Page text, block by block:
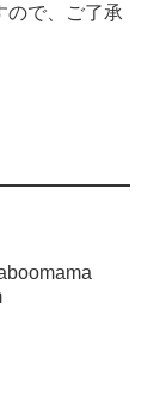
ので、ご了承